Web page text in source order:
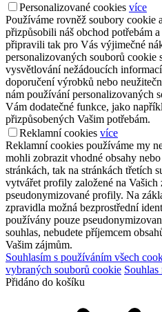
Personalizované cookies více
Používáme rovněž soubory cookie
přizpůsobili náš obchod potřebám
připravili tak pro Vás výjimečné
personalizovaných souborů cookie
vysvětlování nežádoucích
doporučení výrobků nebo
nám používání personalizovaných
Vám dodatečné funkce, jako
přizpůsobených Vašim potřebám.
Reklamní cookies více
Reklamní cookies používáme my
mohli zobrazit vhodné obsahy
stránkách, tak na stránkách třetích
vytvářet profily založené na Vašich
pseudonymizované profily. Na
zpravidla možná bezprostřední
používány pouze
souhlas, nebudete příjemcem
Vašim zájmům.
Souhlasím s používáním všech
vybraných souborů cookie
Přidáno do košíku